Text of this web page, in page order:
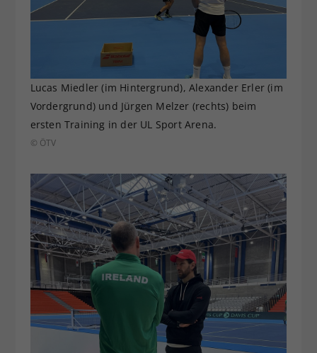
Lucas Miedler (im Hintergrund), Alexander Erler (im
Vordergrund) und Jürgen Melzer (rechts) beim
ersten Training in der UL Sport Arena.
© ÖTV